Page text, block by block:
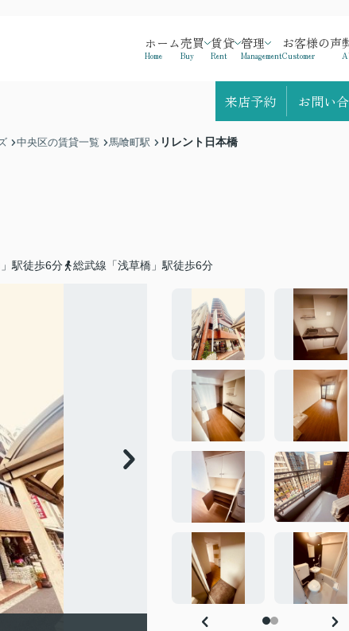
ホーム
Home
売買
Buy
賃貸
Rent
管理
Management
お客様の声
Customer
来店予約 お問い
中央区の賃貸一覧 馬喰町駅 リレント日本橋
駅徒歩6分 総武線「浅草橋」駅徒歩6分